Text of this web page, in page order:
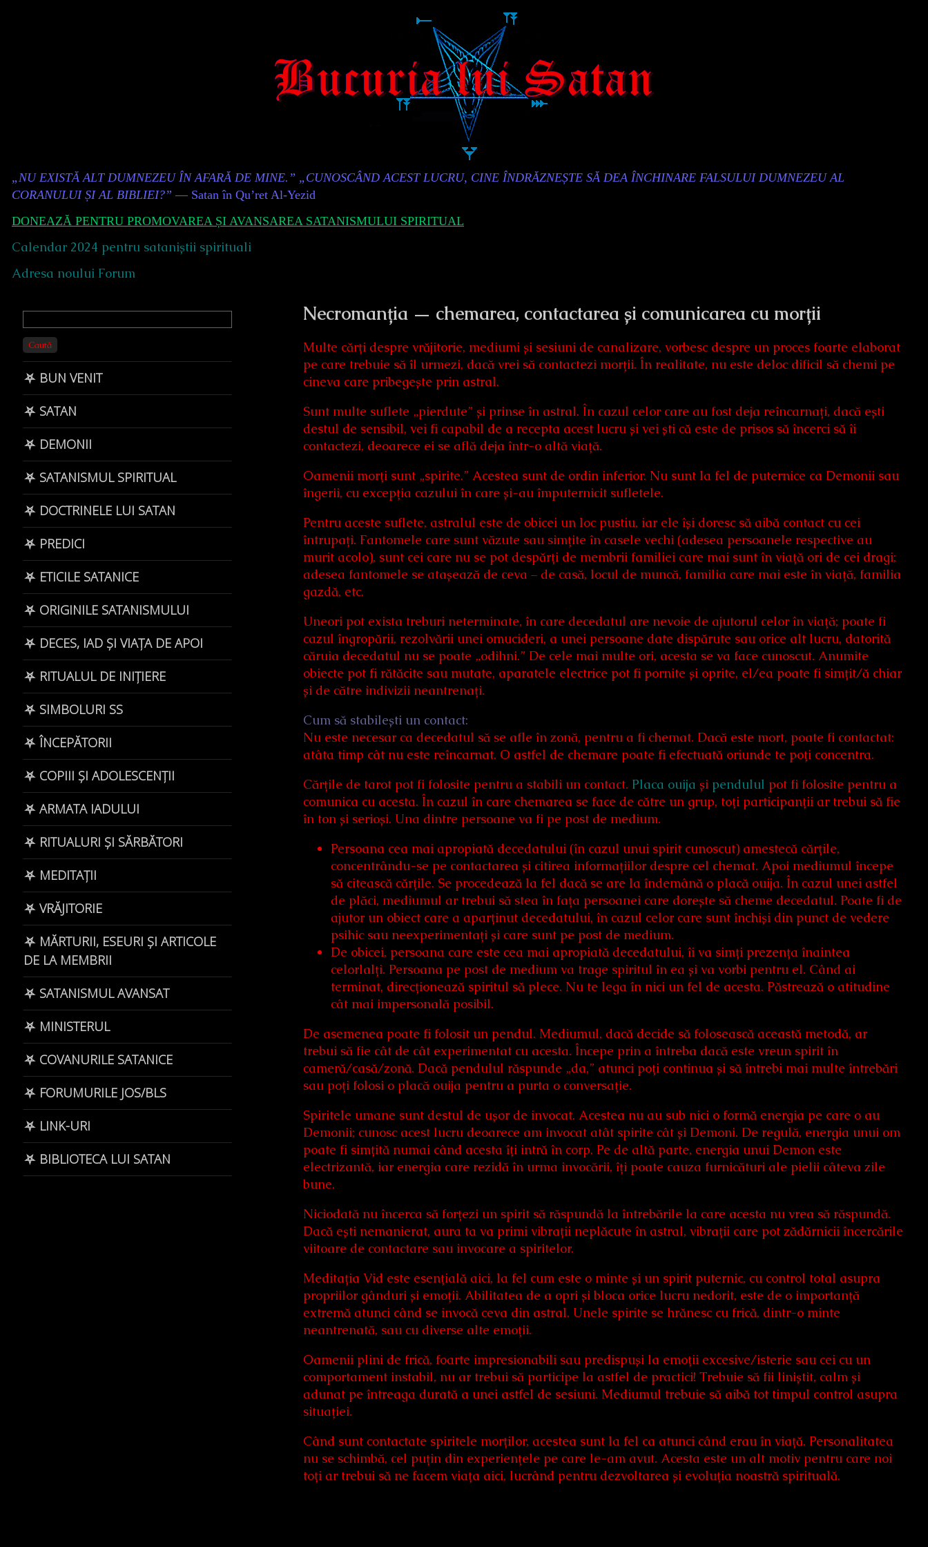
Content
Header
„NU EXISTĂ ALT DUMNEZEU ÎN AFARĂ DE MINE.” „CUNOSCÂND ACEST LUCRU, CINE ÎNDRĂZNEȘTE SĂ DEA ÎNCHINARE FALSULUI DUMNEZEU AL
CORANULUI ȘI AL BIBLIEI?” — Satan în Qu’ret Al-Yezid
DONEAZĂ PENTRU PROMOVAREA ȘI AVANSAREA SATANISMULUI SPIRITUAL
Calendar 2024 pentru sataniștii spirituali
Adresa noului Forum
Necromanția — chemarea, contactarea și comunicarea cu morții
Multe cărți despre vrăjitorie, mediumi și sesiuni de canalizare, vorbesc despre un proces foarte elaborat
pe care trebuie să îl urmezi, dacă vrei să contactezi morții. În realitate, nu este deloc dificil să chemi pe
cineva care pribegește prin astral.
Sunt multe suflete „pierdute” și prinse în astral. În cazul celor care au fost deja reîncarnați, dacă ești
destul de sensibil, vei fi capabil de a recepta acest lucru și vei ști că este de prisos să încerci să îi
contactezi, deoarece ei se află deja într-o altă viață.
Oamenii morți sunt „spirite.” Acestea sunt de ordin inferior. Nu sunt la fel de puternice ca Demonii sau
îngerii, cu excepția cazului în care și-au împuternicit sufletele.
Pentru aceste suflete, astralul este de obicei un loc pustiu, iar ele își doresc să aibă contact cu cei
întrupați. Fantomele care sunt văzute sau simțite în casele vechi (adesea persoanele respective au
murit acolo), sunt cei care nu se pot despărți de membrii familiei care mai sunt în viață ori de cei dragi;
adesea fantomele se atașează de ceva – de casă, locul de muncă, familia care mai este în viață, familia
gazdă, etc.
Uneori pot exista treburi neterminate, în care decedatul are nevoie de ajutorul celor în viață; poate fi
cazul îngropării, rezolvării unei omucideri, a unei persoane date dispărute sau orice alt lucru, datorită
căruia decedatul nu se poate „odihni.” De cele mai multe ori, acesta se va face cunoscut. Anumite
obiecte pot fi rătăcite sau mutate, aparatele electrice pot fi pornite și oprite, el/ea poate fi simțit/ă chiar
și de către indivizii neantrenați.
Cum să stabilești un contact:
Nu este necesar ca decedatul să se afle în zonă, pentru a fi chemat. Dacă este mort, poate fi contactat:
atâta timp cât nu este reîncarnat. O astfel de chemare poate fi efectuată oriunde te poți concentra.
Cărțile de tarot pot fi folosite pentru a stabili un contact. Placa ouija și pendulul pot fi folosite pentru a
comunica cu acesta. În cazul în care chemarea se face de către un grup, toți participanții ar trebui să fie
în ton și serioși. Una dintre persoane va fi pe post de medium.
Persoana cea mai apropiată decedatului (în cazul unui spirit cunoscut) amestecă cărțile,
concentrându-se pe contactarea și citirea informațiilor despre cel chemat. Apoi mediumul începe
să citească cărțile. Se procedează la fel dacă se are la îndemână o placă ouija. În cazul unei astfel
de plăci, mediumul ar trebui să stea în fața persoanei care dorește să cheme decedatul. Poate fi de
ajutor un obiect care a aparținut decedatului, în cazul celor care sunt închiși din punct de vedere
psihic sau neexperimentați și care sunt pe post de medium.
De obicei, persoana care este cea mai apropiată decedatului, îi va simți prezența înaintea
celorlalți. Persoana pe post de medium va trage spiritul în ea și va vorbi pentru el. Când ai
terminat, direcționează spiritul să plece. Nu te lega în nici un fel de acesta. Păstrează o atitudine
cât mai impersonală posibil.
De asemenea poate fi folosit un pendul. Mediumul, dacă decide să folosească această metodă, ar
trebui să fie cât de cât experimentat cu acesta. Începe prin a întreba dacă este vreun spirit în
cameră/casă/zonă. Dacă pendulul răspunde „da,” atunci poți continua și să întrebi mai multe întrebări
sau poți folosi o placă ouija pentru a purta o conversație.
Spiritele umane sunt destul de ușor de invocat. Acestea nu au sub nici o formă energia pe care o au
Demonii; cunosc acest lucru deoarece am invocat atât spirite cât și Demoni. De regulă, energia unui om
poate fi simțită numai când acesta îți intră în corp. Pe de altă parte, energia unui Demon este
electrizantă, iar energia care rezidă în urma invocării, îți poate cauza furnicături ale pielii câteva zile
bune.
Niciodată nu încerca să forțezi un spirit să răspundă la întrebările la care acesta nu vrea să răspundă.
Dacă ești nemanierat, aura ta va primi vibrații neplăcute în astral, vibrații care pot zădărnicii încercările
viitoare de contactare sau invocare a spiritelor.
Meditația Vid este esențială aici, la fel cum este o minte și un spirit puternic, cu control total asupra
propriilor gânduri și emoții. Abilitatea de a opri și bloca orice lucru nedorit, este de o importanță
extremă atunci când se invocă ceva din astral. Unele spirite se hrănesc cu frică, dintr-o minte
neantrenată, sau cu diverse alte emoții.
Oamenii plini de frică, foarte impresionabili sau predispuși la emoții excesive/isterie sau cei cu un
comportament instabil, nu ar trebui să participe la astfel de practici! Trebuie să fii liniștit, calm și
adunat pe întreaga durată a unei astfel de sesiuni. Mediumul trebuie să aibă tot timpul control asupra
situației.
Când sunt contactate spiritele morților, acestea sunt la fel ca atunci când erau în viață. Personalitatea
nu se schimbă, cel puțin din experiențele pe care le-am avut. Acesta este un alt motiv pentru care noi
toți ar trebui să ne facem viața aici, lucrând pentru dezvoltarea și evoluția noastră spirituală.
Primary
Sidebar
Caută
⛧ BUN VENIT
⛧ SATAN
⛧ DEMONII
⛧ SATANISMUL SPIRITUAL
⛧ DOCTRINELE LUI SATAN
⛧ PREDICI
⛧ ETICILE SATANICE
⛧ ORIGINILE SATANISMULUI
⛧ DECES, IAD ȘI VIAȚA DE APOI
⛧ RITUALUL DE INIȚIERE
⛧ SIMBOLURI SS
⛧ ÎNCEPĂTORII
⛧ COPIII ȘI ADOLESCENȚII
⛧ ARMATA IADULUI
⛧ RITUALURI ȘI SĂRBĂTORI
⛧ MEDITAȚII
⛧ VRĂJITORIE
⛧ MĂRTURII, ESEURI ȘI ARTICOLE
DE LA MEMBRII
⛧ SATANISMUL AVANSAT
⛧ MINISTERUL
⛧ COVANURILE SATANICE
⛧ FORUMURILE JOS/BLS
⛧ LINK-URI
⛧ BIBLIOTECA LUI SATAN